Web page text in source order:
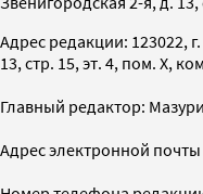
Адрес редакции: 123022,
13, стр. 15, эт. 4, пом. X,
Главный редактор:
Адрес электронной